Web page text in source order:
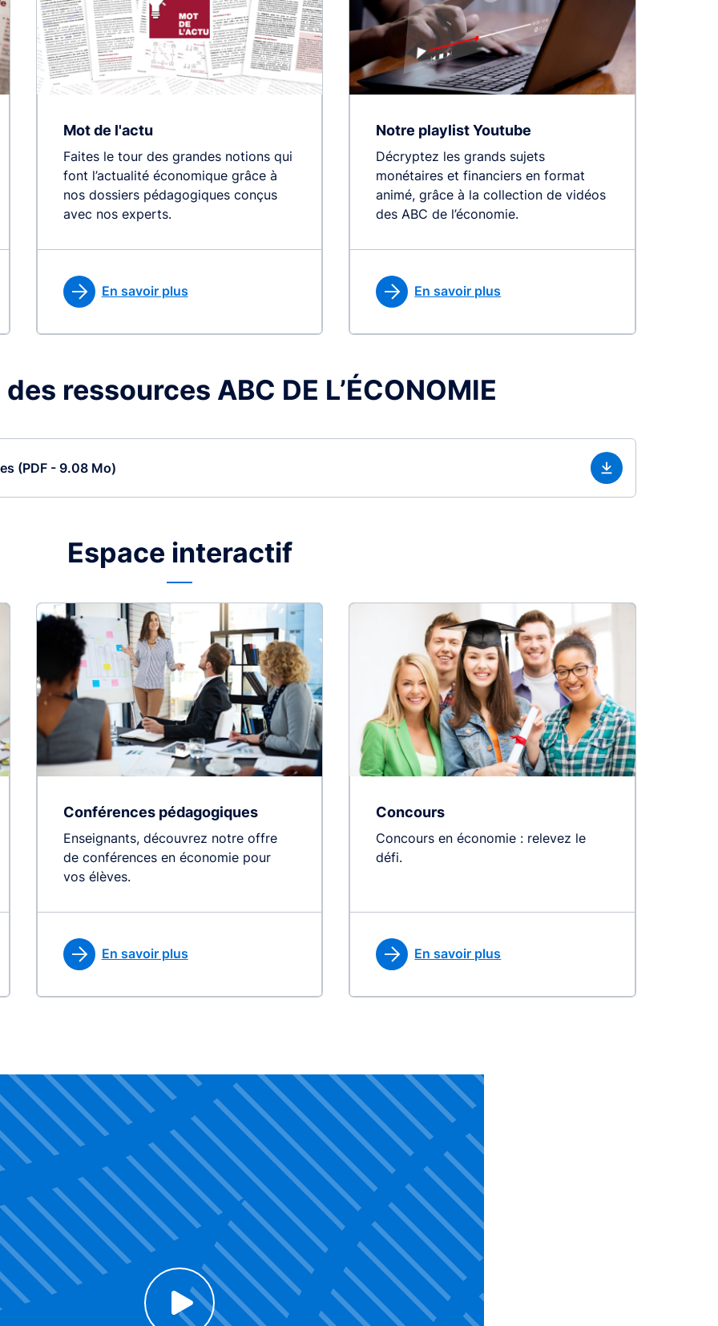
Mot de l'actu
Faites le tour des grandes notions qui
font l’actualité économique grâce à
nos dossiers pédagogiques conçus
avec nos experts.
En savoir plus
Notre playlist Youtube
Décryptez les grands sujets
monétaires et financiers en format
animé, grâce à la collection de vidéos
des ABC de l’économie.
En savoir plus
ressources ABC DE L’ÉCONOMIE
(PDF - 9.08 Mo)
Espace interactif
Conférences pédagogiques
Enseignants, découvrez notre offre
de conférences en économie pour
vos élèves.
En savoir plus
Concours
Concours en économie : relevez le
défi.
En savoir plus
Click to enable Youtube cookies and see content